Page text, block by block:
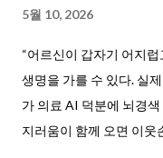
융감독원은 도수치료 1
도수치료를 관리급여 대
가겠다”고 맞섰다. 2026
일 “횟수 초과 시 임의비
손보험...
5월 10, 2026
“어르신이 갑자기 어지럽
생명을 가를 수 있다. 실
가 의료 AI 덕분에 뇌경
지러움이 함께 오면 이웃